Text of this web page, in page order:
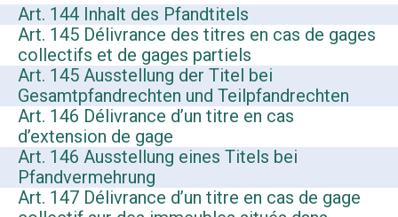
Art. 144 Inhalt des Pfandtitels
Art. 145 Délivrance des titres en cas de gages
collectifs et de gages partiels
Art. 145 Ausstellung der Titel bei
Gesamtpfandrechten und Teilpfandrechten
Art. 146 Délivrance d’un titre en cas
d’extension de gage
Art. 146 Ausstellung eines Titels bei
Pfandvermehrung
Art. 147 Délivrance d’un titre en cas de gage